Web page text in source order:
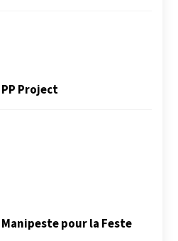
PP Project
Manipeste pour la Feste